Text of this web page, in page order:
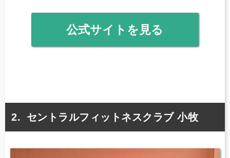
公式サイトを見る
セントラルフィットネスクラブ 小牧